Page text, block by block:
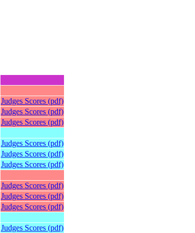
Judges Scores (pdf)
Judges Scores (pdf)
Judges Scores (pdf)
Judges Scores (pdf)
Judges Scores (pdf)
Judges Scores (pdf)
Judges Scores (pdf)
Judges Scores (pdf)
Judges Scores (pdf)
Judges Scores (pdf)